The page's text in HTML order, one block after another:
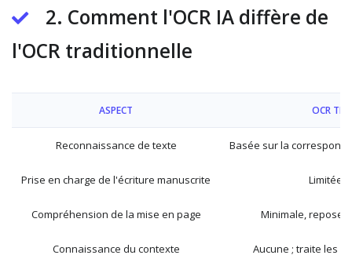
2. Comment l'OCR IA diffère de
l'OCR traditionnelle
ASPECT OCR
Reconnaissance de texte Basée sur la
Prise en charge de l'écriture manuscrite Limitée
Compréhension de la mise en page Minimale, repose
Connaissance du contexte Aucune ; traite les